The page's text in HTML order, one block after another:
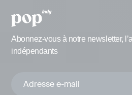
Abonnez-vous à notre newsletter,
indépendants